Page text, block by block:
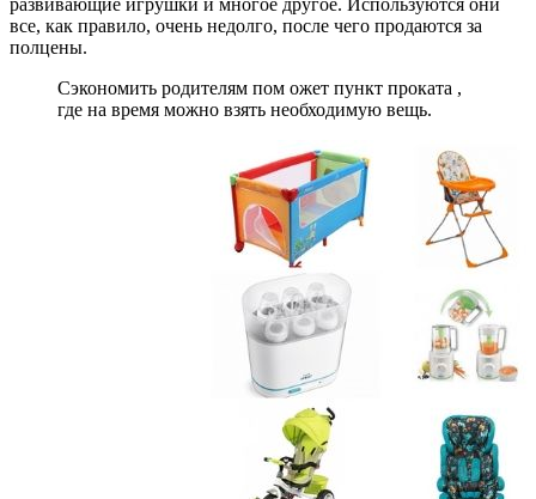
развивающие игрушки и многое другое. Используются они
все, как правило, очень недолго, после чего продаются за
полцены.
Сэкономить родителям пом ожет пункт проката ,
где на время можно взять необходимую вещь.